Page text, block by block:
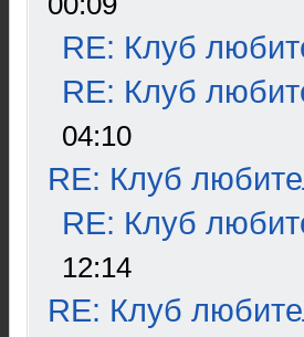
RE: Клуб
RE: Клуб
04:10
RE: Клуб
RE: Клуб
12:14
RE: Клуб